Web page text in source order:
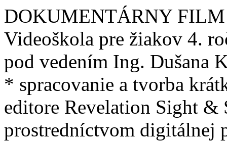
DOKUMENTÁRNY FILM
Videoškola pre žiakov 4.
pod vedením Ing. Dušana
* spracovanie a tvorba
editore Revelation Sight &
prostredníctvom digitálnej